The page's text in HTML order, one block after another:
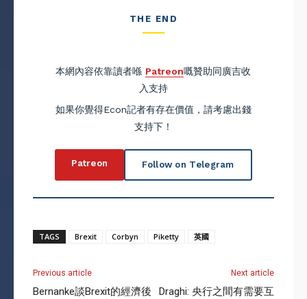
THE END
本網內容依靠讀者喺 Patreon嘅贊助同廣吉收
入支持
如果你覺得Econ記者有存在價值，請考慮出錢
支持下！
Patreon Follow on Telegram
TAGS Brexit Corbyn Piketty 英國
Previous article
Bernanke談Brexit的經濟後
Next article
Draghi: 央行之間有需要互